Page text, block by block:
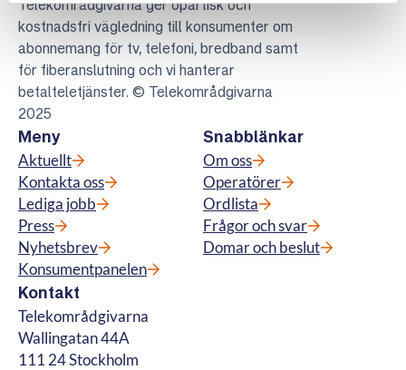
Telekområdgivarna ger opartisk och
kostnadsfri vägledning till konsumenter om
abonnemang för tv, telefoni, bredband samt
för fiberanslutning och vi hanterar
betalteletjänster. © Telekområdgivarna
2025
Meny
Aktuellt
Kontakta oss
Lediga jobb
Press
Nyhetsbrev
Konsumentpanelen
Snabblänkar
Om oss
Operatörer
Ordlista
Frågor och svar
Domar och beslut
Kontakt
Telekområdgivarna
Wallingatan 44A
111 24 Stockholm